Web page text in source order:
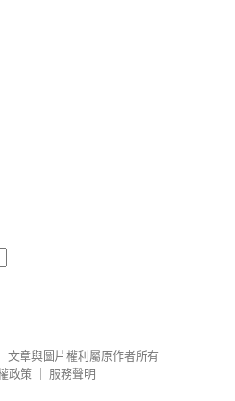
文章與圖片權利屬原作者所有
政策
服務聲明